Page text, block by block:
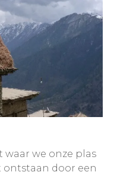
we onze plas
door een